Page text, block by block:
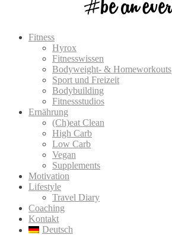
Fitness
Hyrox
Fitnesswissen
Bodyweight- & Homeworkouts
Sport und Freizeit
Bodybuilding
Fitnessstudios
Ernährung
(Ch)eat Clean
High Carb
Low Carb
Vegan
Supplements
Motivation
Lifestyle
Travel Diary
Coaching
Kontakt
Deutsch